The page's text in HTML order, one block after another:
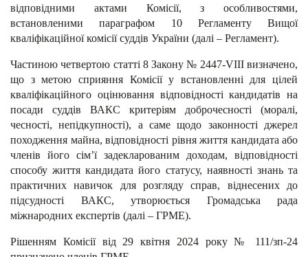
відповідними актами Комісії, з особливостями,
встановленими параграфом 10 Регламенту Вищої
кваліфікаційної комісії суддів України (далі – Регламент).
Частиною четвертою статті 8 Закону № 2447-VІІІ визначено,
що з метою сприяння Комісії у встановленні для цілей
кваліфікаційного оцінювання відповідності кандидатів на
посади суддів ВАКС критеріям доброчесності (моралі,
чесності, непідкупності), а саме щодо законності джерел
походження майна, відповідності рівня життя кандидата або
членів його сім’ї задекларованим доходам, відповідності
способу життя кандидата його статусу, наявності знань та
практичних навичок для розгляду справ, віднесених до
підсудності ВАКС, утворюється Громадська рада
міжнародних експертів (далі – ГРМЕ).
Рішенням Комісії від 29 квітня 2024 року № 111/зп-24